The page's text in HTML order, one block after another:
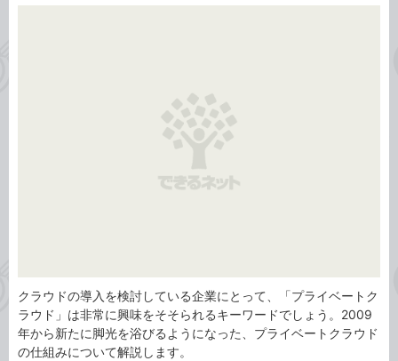
カ
クラウドの導入を検討している企業にとって、「プライベートク
ラウド」は非常に興味をそそられるキーワードでしょう。2009
年から新たに脚光を浴びるようになった、プライベートクラウド
の仕組みについて解説します。